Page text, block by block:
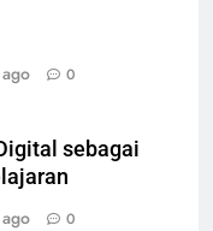
0
sebagai
0